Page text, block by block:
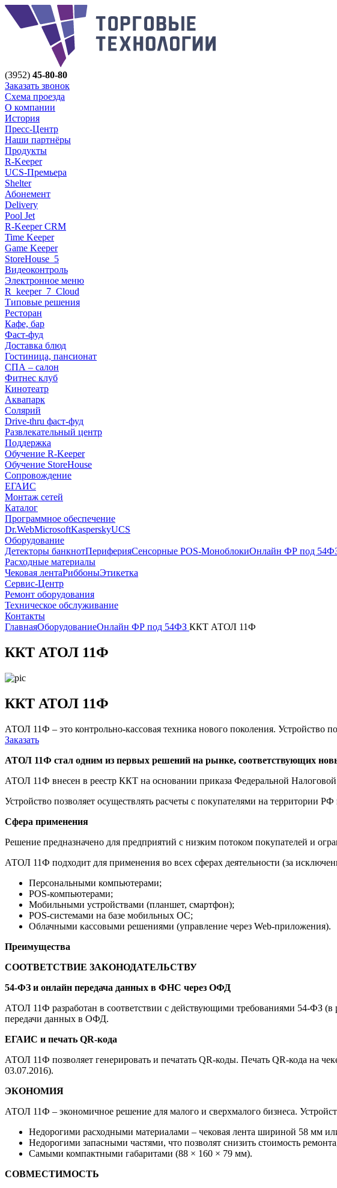
(3952) 45-80-80
Заказать звонок
Схема проезда
О компании
История
Пресс-Центр
Наши партнёры
Продукты
R-Keeper
UCS-Премьера
Shelter
Абонемент
Delivery
Pool Jet
R-Keeper CRM
Time Keeper
Game Keeper
StoreHouse_5
Видеоконтроль
Электронное меню
R_keeper_7_Cloud
Типовые решения
Ресторан
Кафе, бар
Фаст-фуд
Доставка блюд
Гостиница, пансионат
СПА – салон
Фитнес клуб
Кинотеатр
Аквапарк
Солярий
Drive-thru фаст-фуд
Развлекательный центр
Поддержка
Обучение R-Keeper
Обучение StoreHouse
Сопровождение
ЕГАИС
Монтаж сетей
Каталог
Программное обеспечение
Dr.WebMicrosoftKasperskyUCS
Оборудование
Детекторы банкнотПериферияСенсорные POS-МоноблокиОнлайн ФР под
Расходные материалы
Чековая лентаРиббоныЭтикетка
Сервис-Центр
Ремонт оборудования
Техническое обслуживание
Контакты
ГлавнаяОборудованиеОнлайн ФР под 54ФЗ ККТ АТОЛ 11Ф
ККТ АТОЛ 11Ф
ККТ АТОЛ 11Ф
АТОЛ 11Ф – это контрольно-кассовая техника нового поколения. Устройство
Заказать
АТОЛ 11Ф стал одним из первых решений на рынке, соответствующих
АТОЛ 11Ф внесен в реестр ККТ на основании приказа Федеральной
Устройство позволяет осуществлять расчеты с покупателями на
Сфера применения
Решение предназначено для предприятий с низким потоком покупателей и
АТОЛ 11Ф подходит для применения во всех сферах деятельности (за
Персональными компьютерами;
POS-компьютерами;
Мобильными устройствами (планшет, смартфон);
POS-системами на базе мобильных ОС;
Облачными кассовыми решениями (управление через Web-приложения).
Преимущества
СООТВЕТСТВИЕ ЗАКОНОДАТЕЛЬСТВУ
54-ФЗ и онлайн передача данных в ФНС через ОФД
АТОЛ 11Ф разработан в соответствии с действующими требованиями 54-ФЗ (в
передачи данных в ОФД.
ЕГАИС и печать QR-кода
АТОЛ 11Ф позволяет генерировать и печатать QR-коды. Печать QR-кода на
03.07.2016).
ЭКОНОМИЯ
АТОЛ 11Ф – экономичное решение для малого и сверхмалого бизнеса.
Недорогими расходными материалами – чековая лента шириной 58 мм
Недорогими запасными частями, что позволят снизить стоимость
Самыми компактными габаритами (88 × 160 × 79 мм).
СОВМЕСТИМОСТЬ